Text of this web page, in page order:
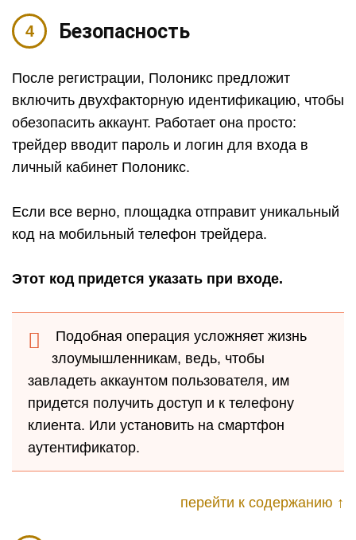
Безопасность
После регистрации, Полоникс предложит
включить двухфакторную идентификацию, чтобы
обезопасить аккаунт. Работает она просто:
трейдер вводит пароль и логин для входа в
личный кабинет Полоникс.
Если все верно, площадка отправит уникальный
код на мобильный телефон трейдера.
Этот код придется указать при входе.
Подобная операция усложняет жизнь
злоумышленникам, ведь, чтобы
завладеть аккаунтом пользователя, им
придется получить доступ и к телефону
клиента. Или установить на смартфон
аутентификатор.
перейти к содержанию ↑